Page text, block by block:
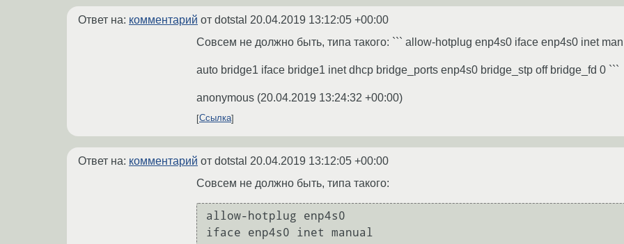
Ответ на: комментарий от dotstal 20.04.2019 13:12:05 +00:00
Совсем не должно быть, типа такого: ``` allow-hotplug enp4s0 iface enp4s0 inet
auto bridge1 iface bridge1 inet dhcp bridge_ports enp4s0 bridge_stp off bridge_fd 0 ```
anonymous (20.04.2019 13:24:32 +00:00)
Ссылка
Ответ на: комментарий от dotstal 20.04.2019 13:12:05 +00:00
Совсем не должно быть, типа такого:
allow-hotplug enp4s0
iface enp4s0 inet manual